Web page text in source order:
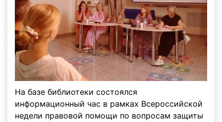
На базе библиотеки состоялся
информационный час в рамках Всероссийской
недели правовой помощи по вопросам защиты